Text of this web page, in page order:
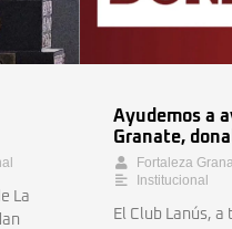
La
Ayudemos a
Granate,
Fortaleza
Institucional
El Club Lanús,